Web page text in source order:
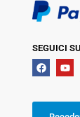
SEGUICI